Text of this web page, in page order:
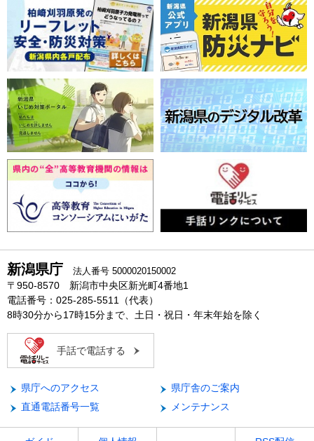
新潟県庁 法人番号 5000020150002
〒950-8570 新潟市中央区新光町4番地1
電話番号：025-285-5511（代表）
8時30分から17時15分まで、土日・祝日・年末年始を除く
手話で電話する
県庁へのアクセス
県庁舎のご案内
直通電話番号一覧
メンテナンス